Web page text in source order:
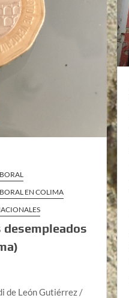
EN COLIMA
desempleados
de León Gutiérrez /